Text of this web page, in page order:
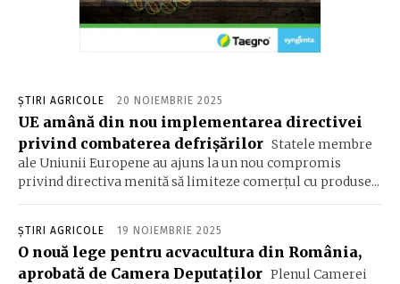
ȘTIRI AGRICOLE 20 NOIEMBRIE 2025
UE amână din nou implementarea directivei
privind combaterea defrișărilor Statele membre
ale Uniunii Europene au ajuns la un nou compromis
privind directiva menită să limiteze comerțul cu produse...
ȘTIRI AGRICOLE 19 NOIEMBRIE 2025
O nouă lege pentru acvacultura din România,
aprobată de Camera Deputaților Plenul Camerei